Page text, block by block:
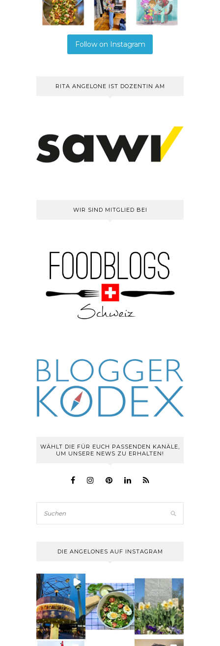
Follow on Instagram
RITA ANGELONE IST DOZENTIN AM
WIR SIND MITGLIED BEI
WÄHLT DIE FÜR EUCH PASSENDEN KANÄLE,
UM UNSERE NEWS ZU ERHALTEN!
DIE ANGELONES AUF INSTAGRAM